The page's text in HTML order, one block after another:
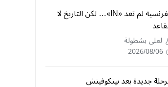
الفرنسية لم تعد «IN»… لكن التاريخ لا
لعلى بشطولة
2026/08/06
جديدة بعد بيتكوفيتش